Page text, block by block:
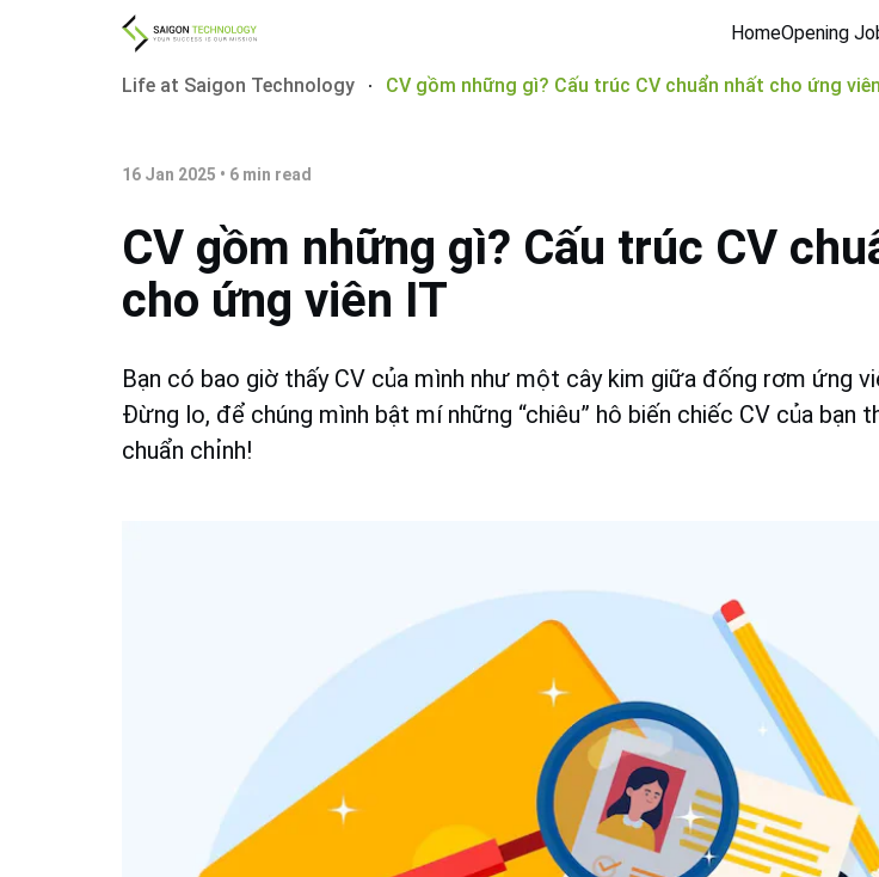
HomeOpening
Life at Saigon Technology CV gồm những gì? Cấu trúc CV chuẩn nhất cho ứng
16 Jan 2025 • 6 min read
CV gồm những gì? Cấu trúc CV
cho ứng viên IT
Bạn có bao giờ thấy CV của mình như một cây kim giữa đống rơm ứng
Đừng lo, để chúng mình bật mí những “chiêu” hô biến chiếc CV của bạn
chuẩn chỉnh!